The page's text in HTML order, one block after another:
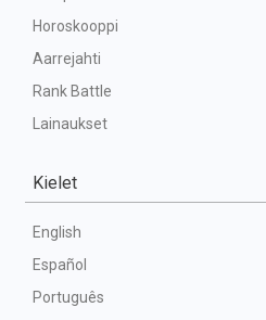
Horoskooppi
Aarrejahti
Rank Battle
Lainaukset
Kielet
English
Español
Português